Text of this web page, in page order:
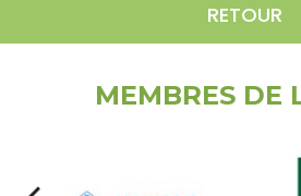
RETOUR
MEMBRES DE